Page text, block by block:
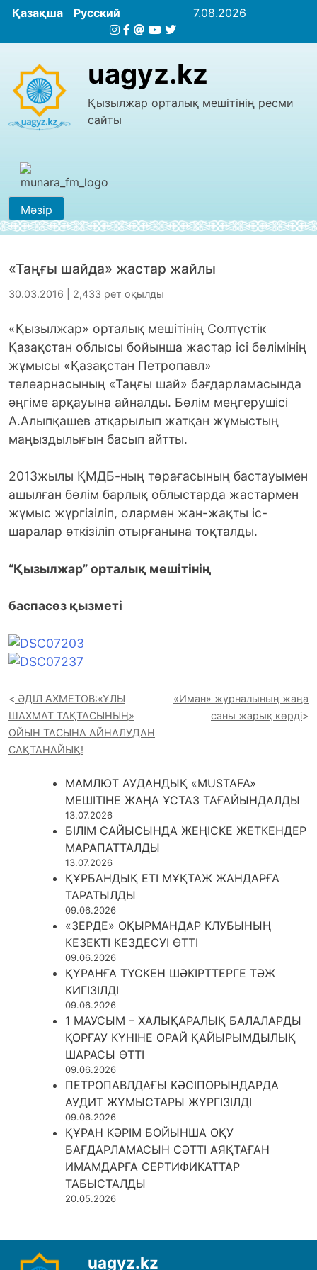
Қазақша Русский 7.08.2026
uagyz.kz
Қызылжар орталық мешітінің ресми
сайты
Мәзір
«Таңғы шайда» жастар жайлы
30.03.2016 | 2,433 рет оқылды
«Қызылжар» орталық мешітінің Солтүстік
Қазақстан облысы бойынша жастар ісі бөлімінің
жұмысы «Қазақстан Петропавл»
телеарнасының «Таңғы шай» бағдарламасында
әңгіме арқауына айналды. Бөлім меңгерушісі
А.Алыпқашев атқарылып жатқан жұмыстың
маңыздылығын басып айтты.
2013жылы ҚМДБ-ның төрағасының бастауымен
ашылған бөлім барлық облыстарда жастармен
жұмыс жүргізіліп, олармен жан-жақты іс-
шаралар өткізіліп отырғанына тоқталды.
“Қызылжар” орталық мешітінің
баспасөз қызметі
ƏДІЛ АХМЕТОВ:«ҰЛЫ
ШАХМАТ ТАҚТАСЫНЫҢ»
ОЙЫН ТАСЫНА АЙНАЛУДАН
САҚТАНАЙЫҚ!
«Иман» журналының жаңа
саны жарық көрді
МАМЛЮТ АУДАНДЫҚ «MUSTAFA»
МЕШІТІНЕ ЖАҢА ҰСТАЗ ТАҒАЙЫНДАЛДЫ
13.07.2026
БІЛІМ САЙЫСЫНДА ЖЕҢІСКЕ ЖЕТКЕНДЕР
МАРАПАТТАЛДЫ
13.07.2026
ҚҰРБАНДЫҚ ЕТІ МҰҚТАЖ ЖАНДАРҒА
ТАРАТЫЛДЫ
09.06.2026
«ЗЕРДЕ» ОҚЫРМАНДАР КЛУБЫНЫҢ
КЕЗЕКТІ КЕЗДЕСУІ ӨТТІ
09.06.2026
ҚҰРАНҒА ТҮСКЕН ШӘКІРТТЕРГЕ ТӘЖ
КИГІЗІЛДІ
09.06.2026
1 МАУСЫМ – ХАЛЫҚАРАЛЫҚ БАЛАЛАРДЫ
ҚОРҒАУ КҮНІНЕ ОРАЙ ҚАЙЫРЫМДЫЛЫҚ
ШАРАСЫ ӨТТІ
09.06.2026
ПЕТРОПАВЛДАҒЫ КӘСІПОРЫНДАРДА
АУДИТ ЖҰМЫСТАРЫ ЖҮРГІЗІЛДІ
09.06.2026
ҚҰРАН КӘРІМ БОЙЫНША ОҚУ
БАҒДАРЛАМАСЫН СӘТТІ АЯҚТАҒАН
ИМАМДАРҒА СЕРТИФИКАТТАР
ТАБЫСТАЛДЫ
20.05.2026
uagyz.kz